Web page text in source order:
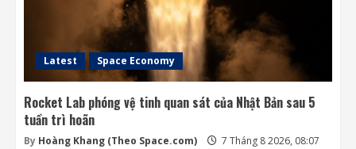
Latest Space Economy
Rocket Lab phóng vệ tinh quan sát của Nhật Bản sau 5
tuần trì hoãn
By Hoàng Khang (Theo Space.com) 7 Tháng 8 2026, 08:07